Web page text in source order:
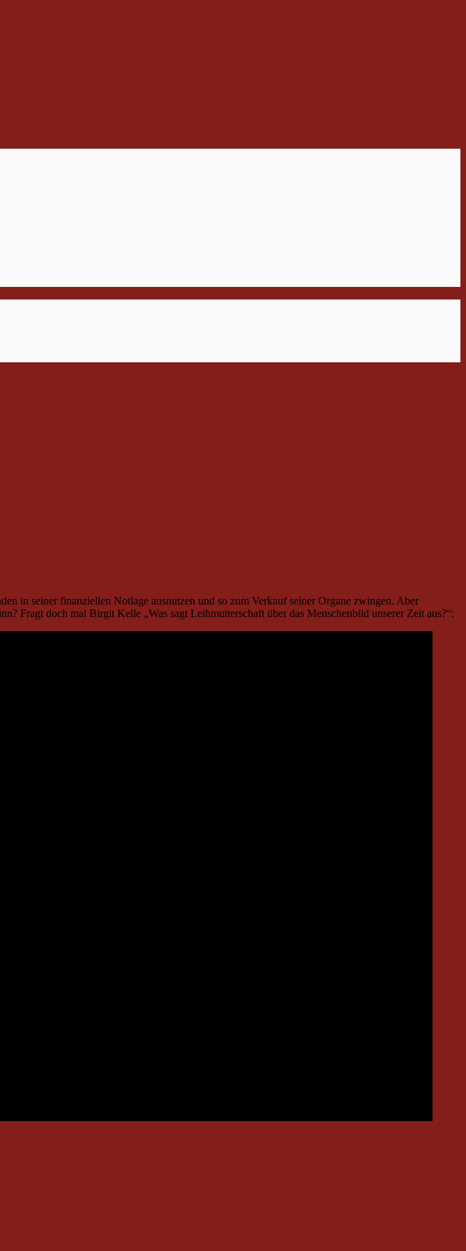
in seiner finanziellen Notlage ausnutzen und so zum Verkauf seiner Organe zwingen. Aber
Fragt doch mal Birgit Kelle „Was sagt Leihmutterschaft über das Menschenbild unserer Zeit aus?“: